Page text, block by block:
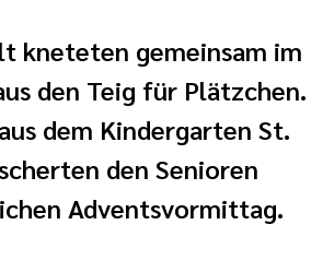
kneteten gemeinsam im
den Teig für Plätzchen.
dem Kindergarten St.
den Senioren
Adventsvormittag.